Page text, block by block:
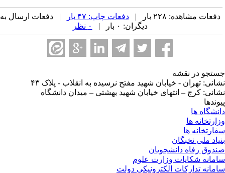
دفعات مشاهده: ۲۲۸ بار | دفعات چاپ: ۴۷ بار
| دفعات ارسال به
دیگران: ۰ بار |
در نقشه
تهران - خیابان شهید مفتح نرسیده به انقلاب - پلاک ۴۳
کرج – انتهای خیابان شهید بهشتی – میدان دانشگاه
ها
ها
ها
ملی نخبگان
رفاه دانشجویان
شکایات وزارت علوم
تدارکات الکترونیکی دولت